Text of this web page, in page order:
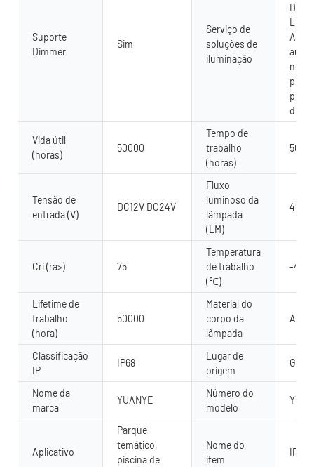
Suporte
Dimmer
Sim
Serviço de
soluções de
iluminação
no
Vida útil
(horas)
50000
Tempo de
trabalho
(horas)
Tensão de
entrada (V)
DC12V DC24V
Fluxo
luminoso da
lâmpada
(LM)
480
Cri (ra>) 75
Temperatura
de trabalho
(℃)
-40 -
Lifetime de
trabalho
(hora)
50000
Material do
corpo da
lâmpada
Aço
Classificação
IP
IP68
Lugar de
origem
Nome da
marca
YUANYE
Número do
modelo
YY-
Aplicativo
Parque
temático,
piscina de
Nome do
item
IP68